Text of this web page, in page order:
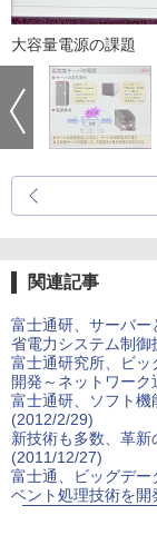
大容量電源の課題
関連記事
富士通研、サーバー
省電力システム制
富士通研究所、ビ
開発～ネットワー
富士通研、ソフト
(2012/2/29)
新技術も多数、革
(2011/12/27)
富士通、ビッグデー
ベント処理技術を